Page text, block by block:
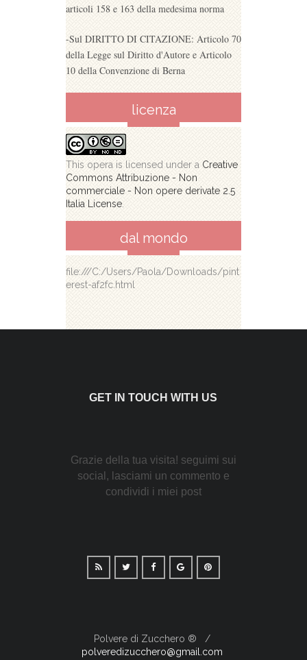
articoli 158 e 163 della medesima norma
-Sul DIRITTO DI CITAZIONE: Articolo 70
della Legge sul Diritto d'Autore e Articolo
10 della Convenzione di Berna
licenza
This opera is licensed under a Creative
Commons Attribuzione - Non
commerciale - Non opere derivate 2.5
Italia License
dal mondo
file:///C:/Users/Paola/Downloads/pint
erest-af2fc.html
GET IN TOUCH WITH US
Grazie della tua visita! seguimi sui
social, lasciami un commento e
condividi i miei post
Polvere di Zucchero ®
polveredizucchero@gmail.com